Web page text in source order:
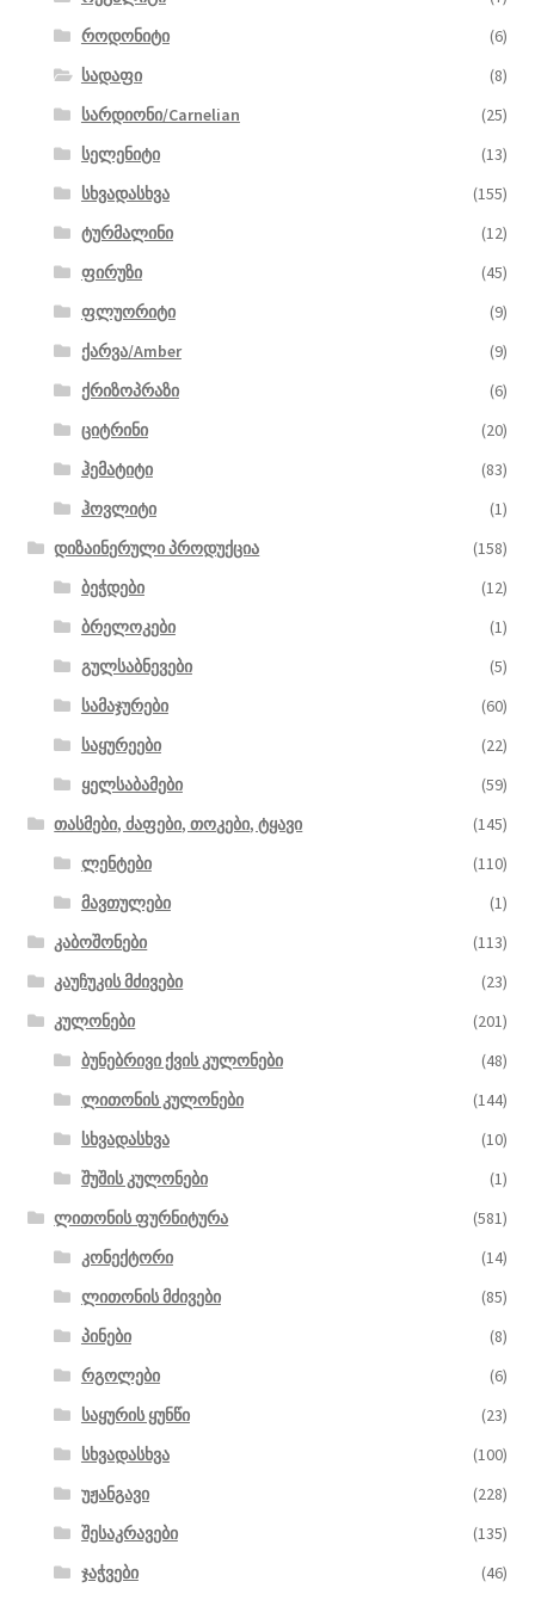
როდონიტი
(6)
სადაფი
(8)
სარდიონი/Carnelian
(25)
სელენიტი
(13)
სხვადასხვა
(155)
ტურმალინი
(12)
ფირუზი
(45)
ფლუორიტი
(9)
ქარვა/Amber
(9)
ქრიზოპრაზი
(6)
ციტრინი
(20)
ჰემატიტი
(83)
ჰოვლიტი
(1)
დიზაინერული პროდუქცია
(158)
ბეჭდები
(12)
ბრელოკები
(1)
გულსაბნევები
(5)
სამაჯურები
(60)
საყურეები
(22)
ყელსაბამები
(59)
თასმები, ძაფები, თოკები, ტყავი
(145)
ლენტები
(110)
მავთულები
(1)
კაბოშონები
(113)
კაუჩუკის მძივები
(23)
კულონები
(201)
ბუნებრივი ქვის კულონები
(48)
ლითონის კულონები
(144)
სხვადასხვა
(10)
შუშის კულონები
(1)
ლითონის ფურნიტურა
(581)
კონექტორი
(14)
ლითონის მძივები
(85)
პინები
(8)
რგოლები
(6)
საყურის ყუნწი
(23)
სხვადასხვა
(100)
უჟანგავი
(228)
შესაკრავები
(135)
ჯაჭვები
(46)